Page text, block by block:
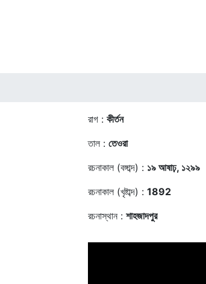
রাগ : কীর্তন
তাল : তেওরা
রচনাকাল (বঙ্গাব্দ) : ১৯ আষাঢ়, ১২৯৯
রচনাকাল (খৃষ্টাব্দ) : 1892
রচনাস্থান : শাহজাদপুর